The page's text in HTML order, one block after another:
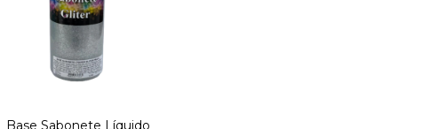
Base Sabonete Líquido